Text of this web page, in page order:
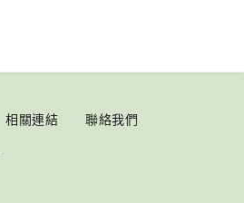
相關連結 聯絡我們